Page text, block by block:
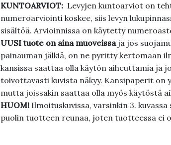
KUNTOARVIOT: Levyjen kuntoarviot on
numeroarviointi koskee, siis levyn
sisältöä. Arvioinnissa on käytetty
UUSI tuote on aina muoveissa ja jos
painauman jälkiä, on ne pyritty kertomaan
kansissa saattaa olla käytön aiheuttamia ja
toivottavasti kuvista näkyy. Kansipaperit on
mutta joissakin saattaa olla myös käytöstä
HUOM!Ilmoituskuvissa, varsinkin 3.
puolin tuotteen reunaa, joten tuotteessa ei